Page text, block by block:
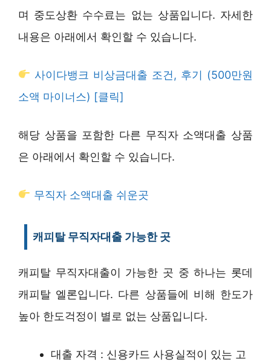
며 중도상환 수수료는 없는 상품입니다. 자세한
내용은 아래에서 확인할 수 있습니다.
사이다뱅크 비상금대출 조건, 후기 (500만원
소액 마이너스) [클릭]
해당 상품을 포함한 다른 무직자 소액대출 상품
은 아래에서 확인할 수 있습니다.
무직자 소액대출 쉬운곳
캐피탈 무직자대출 가능한 곳
캐피탈 무직자대출이 가능한 곳 중 하나는 롯데
캐피탈 엘론입니다. 다른 상품들에 비해 한도가
높아 한도걱정이 별로 없는 상품입니다.
대출 자격 : 신용카드 사용실적이 있는 고